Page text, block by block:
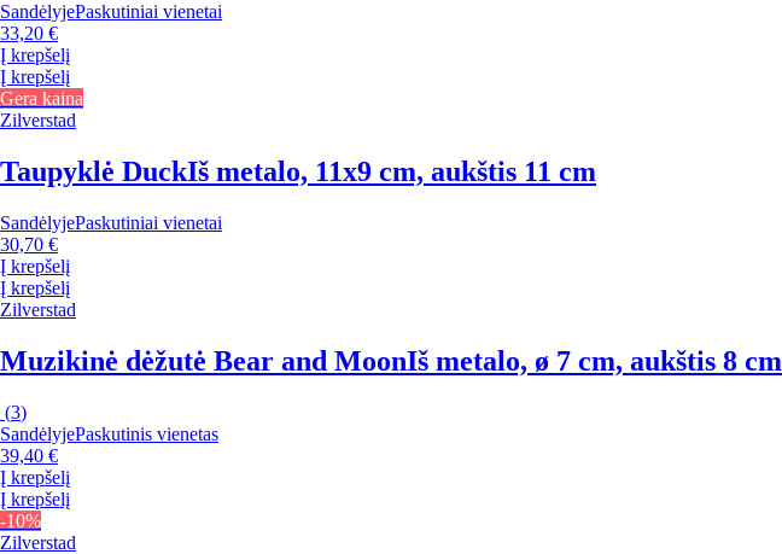
SandėlyjePaskutiniai vienetai
33,20 €
Į krepšelį
Į krepšelį
Gera kaina
Zilverstad
Taupyklė DuckIš metalo, 11x9 cm, aukštis 11 cm
SandėlyjePaskutiniai vienetai
30,70 €
Į krepšelį
Į krepšelį
Zilverstad
Muzikinė dėžutė Bear and MoonIš metalo, ø 7 cm, aukštis 8 cm
(3)
SandėlyjePaskutinis vienetas
39,40 €
Į krepšelį
Į krepšelį
-10%
Zilverstad